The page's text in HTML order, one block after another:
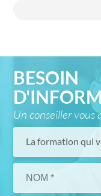
BESOIN
Un conseiller vous
La formation qui